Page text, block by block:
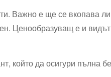
Важно е ще се вкопава
Ценообразуващ е и
който да осигури пълна